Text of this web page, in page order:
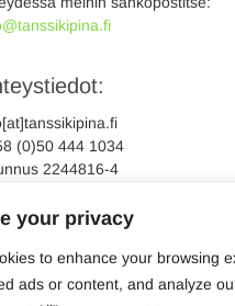
your privacy
to enhance your browsing
ads or content, and analyze
(0)50 444 1034
2244816-4